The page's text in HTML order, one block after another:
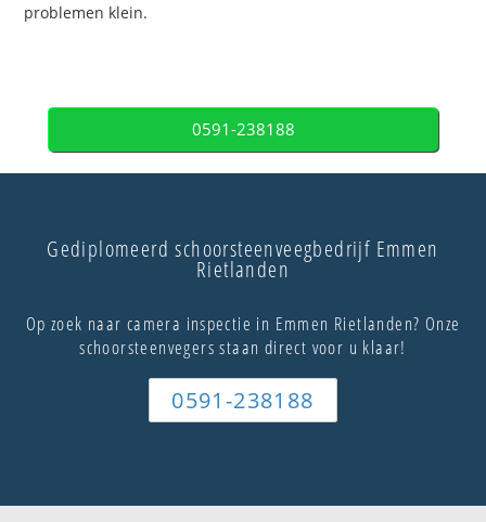
problemen klein.
0591-238188
Gediplomeerd schoorsteenveegbedrijf Emmen
Rietlanden
Op zoek naar camera inspectie in Emmen Rietlanden? Onze
schoorsteenvegers staan direct voor u klaar!
0591-238188